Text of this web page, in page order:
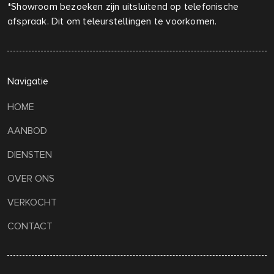
*Showroom bezoeken zijn uitsluitend op telefonische
afspraak. Dit om teleurstellingen te voorkomen.
Navigatie
HOME
AANBOD
DIENSTEN
OVER ONS
VERKOCHT
CONTACT